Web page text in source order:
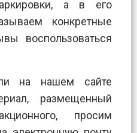
а в его
конкретные
воспользоваться
на нашем сайте
размещенный
просим